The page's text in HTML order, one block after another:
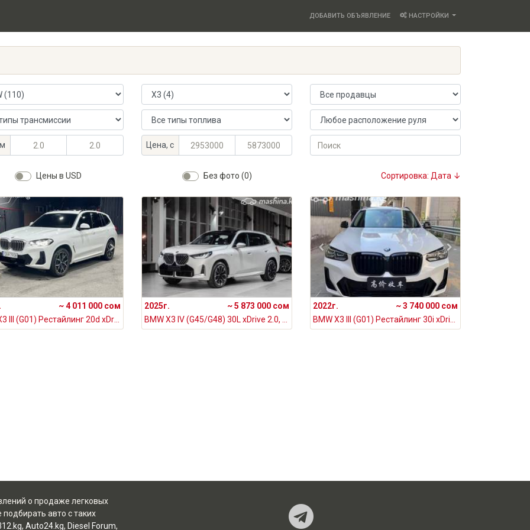
ДОБАВИТЬ ОБЪЯВЛЕНИЕ НАСТРОЙКИ
Модель автомобиля Продавец
Тип топлива Расположение руля
объём, л
объём, л Цена, с
Максимальная цена, KGS
Минимальная цена, KGS Поиск
Цены в USD Без фото (0) Сортировка: Дата ↓
~ 4 011 000 сом
2025г.
~ 5 873 000 сом
2022г.
~ 3 740 000 сом
о продаже легковых
авто с таких
, Auto24.kg, Diesel Forum, Наш Telegram-